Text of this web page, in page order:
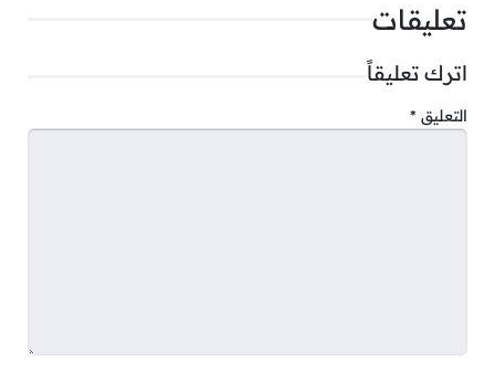
تعليقات
اترك تعليقاً
التعليق *